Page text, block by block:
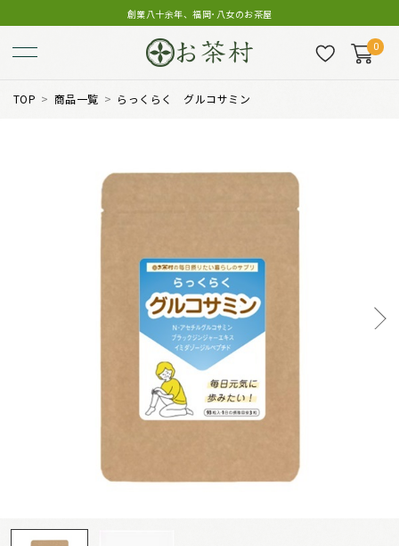
創業八十余年、福岡･八女のお茶屋
0
TOP 商品一覧 らっくらく グルコサミン